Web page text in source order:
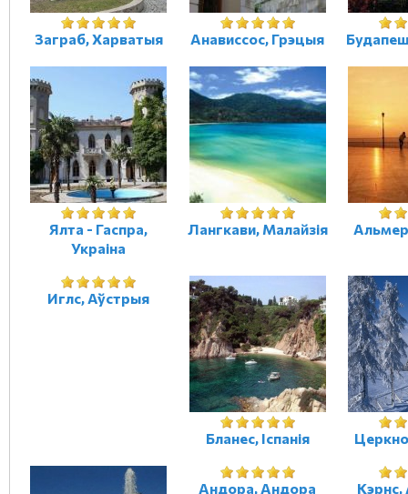
Заграб, Харватыя Анависсос, Грэцыя
Ялта - Гаспра,
Украіна
Лангкави, Малайзія
Иглс, Аўстрыя
Бланес, Іспанія
Андора, Андора Кэрнс,